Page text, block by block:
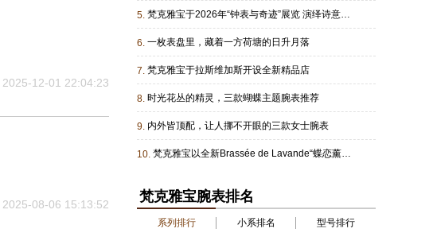
2025-12-01 22:04:23
2025-08-06 15:13:52
5. 梵克雅宝于2026年“钟表与奇迹”展览 演绎诗意苍穹下Poetry of Time“时间的诗篇”
6. 一枚表盘里，藏着一方荷塘的日升月落
7. 梵克雅宝于拉斯维加斯开设全新精品店
8. 时光花丛的精灵，三款蝴蝶主题腕表推荐
9. 内外皆顶配，让人挪不开眼的三款女士腕表
10. 梵克雅宝以全新Brassée de Lavande“蝶恋薰衣草”自动机械装置 诗意诠释自然灵韵
梵克雅宝腕表排名
系列排行 小系排名 型号排行